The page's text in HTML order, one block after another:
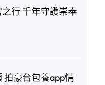
行 千年守護崇奉
拍豪台包養app情